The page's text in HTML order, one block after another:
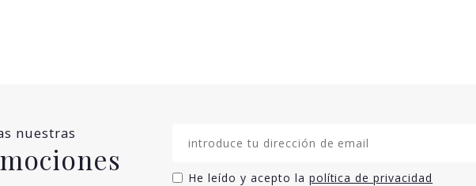
nuestras
He leído y acepto la política de privacidad